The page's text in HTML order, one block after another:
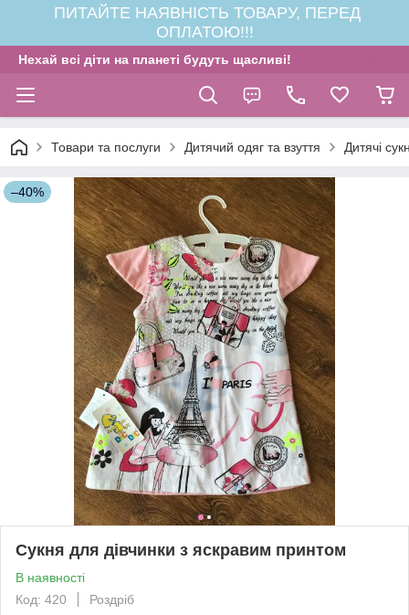
ПИТАЙТЕ НАЯВНІСТЬ ТОВАРУ, ПЕРЕД
ОПЛАТОЮ!!!
Нехай всі діти на планеті будуть щасливі!
Товари та послуги Дитячий одяг та взуття Дитячі
–40%
Сукня для дівчинки з яскравим принтом
В наявності
Код: 420
Роздріб